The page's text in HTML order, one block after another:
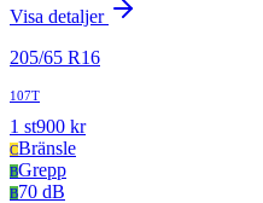
Visa detaljer
205/65 R16
107T
1 st900 kr
CBränsle
BGrepp
B70 dB